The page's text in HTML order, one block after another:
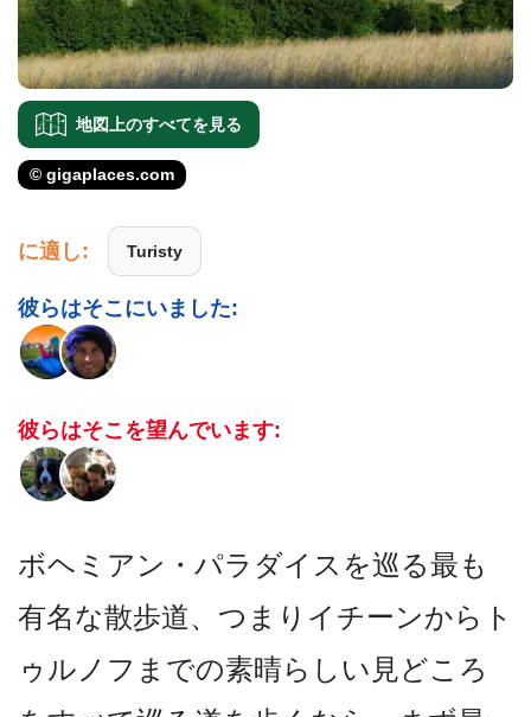
地図上のすべてを見る
© gigaplaces.com
に適し: Turisty
彼らはそこにいました:
彼らはそこを望んでいます:
ボヘミアン・パラダイスを巡­る最も
有名な散歩道、つまりイチーンからト
ゥルノフ­までの素晴らしい見どころ